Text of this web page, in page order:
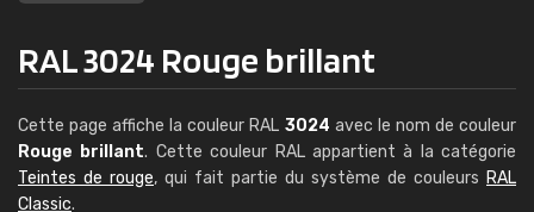
RAL 3024 Rouge brillant
Cette page affiche la couleur RAL 3024 avec le nom de couleur
Rouge brillant. Cette couleur RAL appartient à la catégorie
Teintes de rouge, qui fait partie du système de couleurs RAL
Classic.